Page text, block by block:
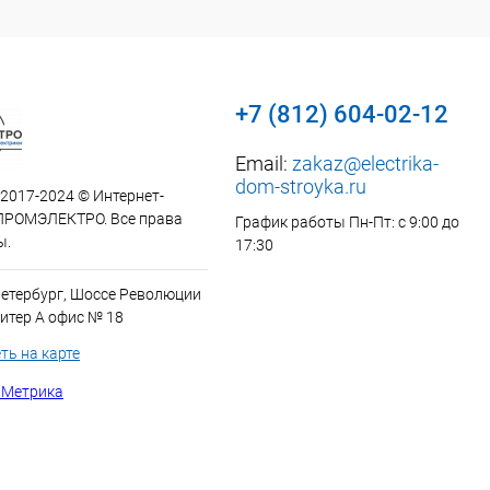
2024 © Интернет-
Все права
Шоссе Революции
А офис № 18
на карте
+7 (812) 604-02-12
Email: zakaz@electrika-
dom-stroyka.ru
График работы Пн-Пт: с 9:00 до
17:30